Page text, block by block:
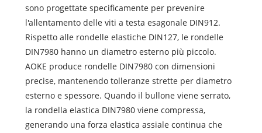
sono progettate specificamente per prevenire
l'allentamento delle viti a testa esagonale DIN912.
Rispetto alle rondelle elastiche DIN127, le rondelle
DIN7980 hanno un diametro esterno più piccolo.
AOKE produce rondelle DIN7980 con dimensioni
precise, mantenendo tolleranze strette per diametro
esterno e spessore. Quando il bullone viene serrato,
la rondella elastica DIN7980 viene compressa,
generando una forza elastica assiale continua che